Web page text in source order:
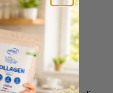
das allgemeine
und das